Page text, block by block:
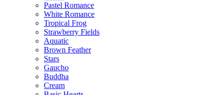
Pastel Romance
White Romance
Tropical Frog
Strawberry Fields
Aquatic
Brown Feather
Stars
Gaucho
Buddha
Cream